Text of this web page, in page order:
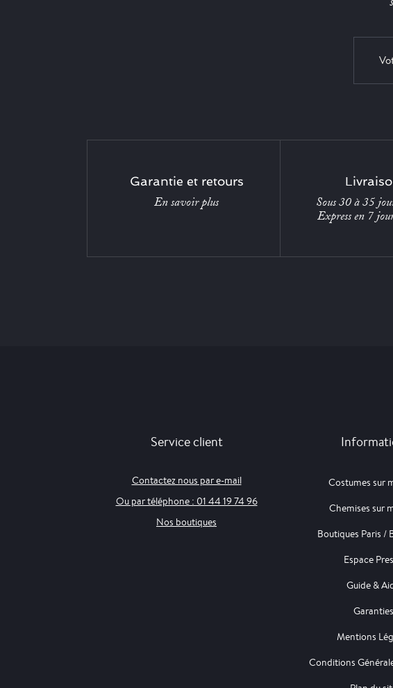
Garantie et retours
En savoir plus
Sous 30 à 35
Express en 7
Service client
Contactez nous par e-mail
Ou par téléphone : 01 44 19 74 96
Nos boutiques
Costumes sur
Chemises sur
Boutiques Paris /
Espace
Guide &
Garanties
Mentions
Conditions